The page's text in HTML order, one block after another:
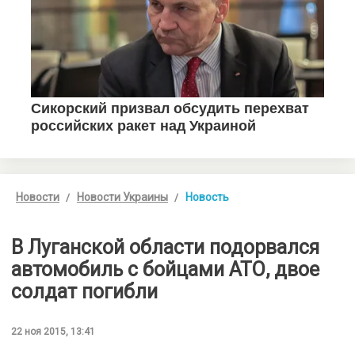
Новости Новости Украины Новость
В Луганской области подорвался
автомобиль с бойцами АТО, двое
солдат погибли
22 ноя 2015, 13:41